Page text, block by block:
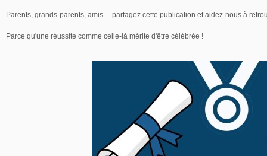
Parents, grands-parents, amis… partagez cette publication et aidez-nous à
Parce qu'une réussite comme celle-là mérite d'être célébrée !